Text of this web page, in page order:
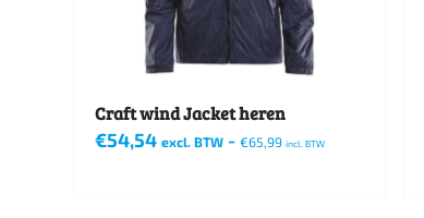
Craft wind Jacket heren
€54,54 excl. BTW -€65,99 incl. BTW